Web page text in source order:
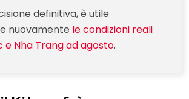
definitiva, è utile
nuovamente le condizioni reali
e Nha Trang ad agosto.